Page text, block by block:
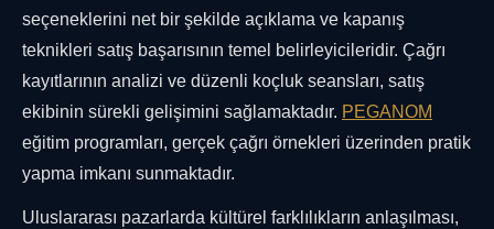
seçeneklerini net bir şekilde açıklama ve kapanış
teknikleri satış başarısının temel belirleyicileridir. Çağrı
kayıtlarının analizi ve düzenli koçluk seansları, satış
ekibinin sürekli gelişimini sağlamaktadır. PEGANOM
eğitim programları, gerçek çağrı örnekleri üzerinden pratik
yapma imkanı sunmaktadır.
Uluslararası pazarlarda kültürel farklılıkların anlaşılması,